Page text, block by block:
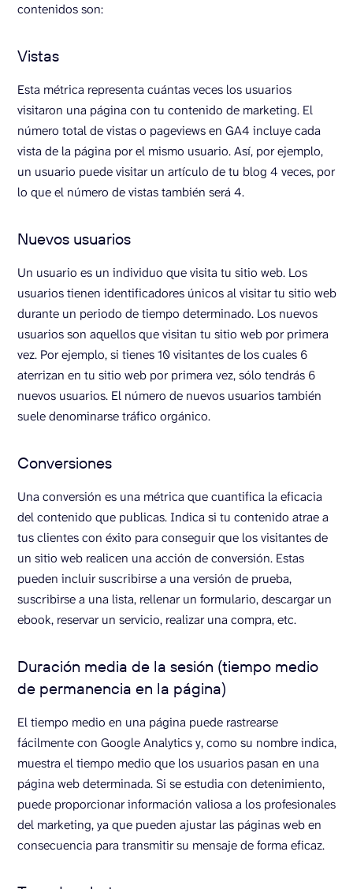
contenidos son:
Vistas
Esta métrica representa cuántas veces los usuarios
visitaron una página con tu contenido de marketing. El
número total de vistas o pageviews en GA4 incluye cada
vista de la página por el mismo usuario. Así, por ejemplo,
un usuario puede visitar un artículo de tu blog 4 veces, por
lo que el número de vistas también será 4.
Nuevos usuarios
Un usuario es un individuo que visita tu sitio web. Los
usuarios tienen identificadores únicos al visitar tu sitio web
durante un periodo de tiempo determinado. Los nuevos
usuarios son aquellos que visitan tu sitio web por primera
vez. Por ejemplo, si tienes 10 visitantes de los cuales 6
aterrizan en tu sitio web por primera vez, sólo tendrás 6
nuevos usuarios. El número de nuevos usuarios también
suele denominarse tráfico orgánico.
Conversiones
Una conversión es una métrica que cuantifica la eficacia
del contenido que publicas. Indica si tu contenido atrae a
tus clientes con éxito para conseguir que los visitantes de
un sitio web realicen una acción de conversión. Estas
pueden incluir suscribirse a una versión de prueba,
suscribirse a una lista, rellenar un formulario, descargar un
ebook, reservar un servicio, realizar una compra, etc.
Duración media de la sesión (tiempo medio
de permanencia en la página)
El tiempo medio en una página puede rastrearse
fácilmente con Google Analytics y, como su nombre indica,
muestra el tiempo medio que los usuarios pasan en una
página web determinada. Si se estudia con detenimiento,
puede proporcionar información valiosa a los profesionales
del marketing, ya que pueden ajustar las páginas web en
consecuencia para transmitir su mensaje de forma eficaz.